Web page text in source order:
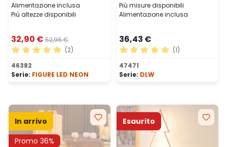
Alimentazione inclusa
Più altezze disponibili
32,90 € 52,96 €
Valutazione media di 5 su 5 stelle
(2)
46382
Serie: FIGURE LED NEON
Più misure disponibili
Alimentazione inclusa
36,43 €
Valutazione media di 5 su
(1)
47471
Serie: DLW
In arrivo
Promo 36%
Esaurito